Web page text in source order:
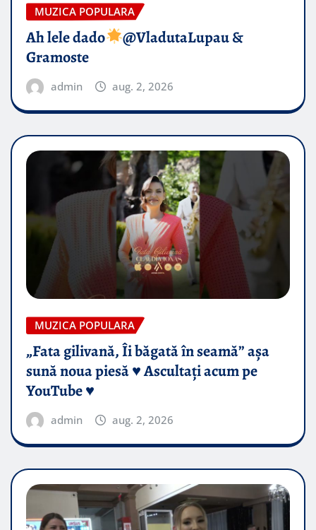
MUZICA POPULARA
Ah lele dado​
@VladutaLupau &
Gramoste
admin aug. 2, 2026
MUZICA POPULARA
„Fata gilivană, Îi băgată în seamă” așa
sună noua piesă ♥️ Ascultați acum pe
YouTube ♥️
admin aug. 2, 2026